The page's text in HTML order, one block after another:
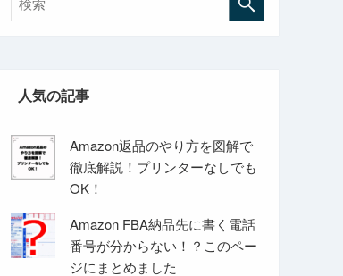
人気の記事
Amazon返品のやり方を図解で
徹底解説！プリンターなしでも
OK！
Amazon FBA納品先に書く電話
番号が分からない！？このペー
ジにまとめました